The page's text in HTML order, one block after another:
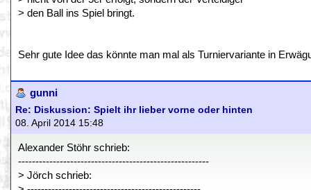
> den Ball ins Spiel bringt.
Sehr gute Idee das könnte man mal als Turniervariante in
gunni
Re: Diskussion: Spielt ihr lieber vorne oder hinten
08. April 2014 15:48
Alexander Stöhr schrieb:
-------------------------------------------------------
> Jörch schrieb: